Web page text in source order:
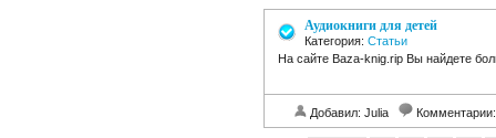
Аудиокниги для детей
Категория: Статьи
На сайте Baza-knig.rip Вы найдете
Добавил: Julia